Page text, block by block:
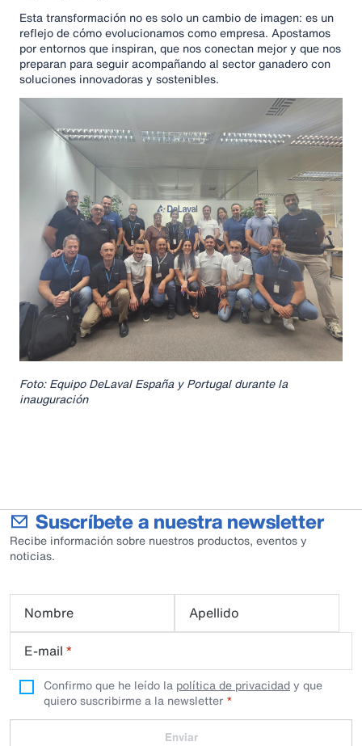
Esta transformación no es solo un cambio de imagen: es un
reflejo de cómo evolucionamos como empresa. Apostamos
por entornos que inspiran, que nos conectan mejor y que nos
preparan para seguir acompañando al sector ganadero con
soluciones innovadoras y sostenibles.
Foto: Equipo DeLaval España y Portugal durante la
inauguración
Suscríbete a nuestra newsletter
Recibe información sobre nuestros productos, eventos y
noticias.
Nombre
Apellido
E-mail *
Confirmo que he leído la política de privacidady que
quiero suscribirme a la newsletter
Enviar